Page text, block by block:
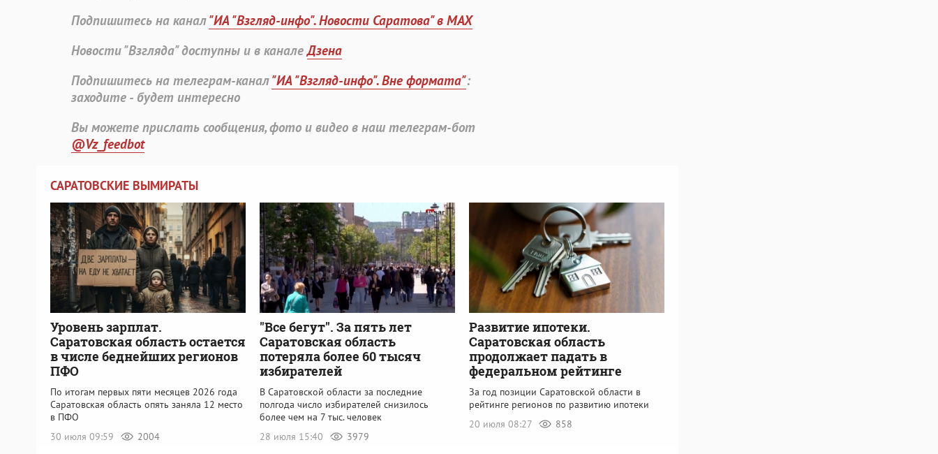
Подпишитесь на канал"ИА "Взгляд-инфо". Новости Саратова" в MAX
Новости "Взгляда" доступны и в каналеДзена
Подпишитесь на телеграм-канал"ИА "Взгляд-инфо". Вне формата":
заходите - будет интересно
Вы можете прислать сообщения, фото и видео в наш телеграм-бот
@Vz_feedbot
САРАТОВСКИЕ ВЫМИРАТЫ
Уровень зарплат.
Саратовская область остается
в числе беднейших регионов
ПФО
По итогам первых пяти месяцев 2026 года
Саратовская область опять заняла 12 место
в ПФО
30 июля 09:59
2004
"Все бегут". За пять лет
Саратовская область
потеряла более 60 тысяч
избирателей
В Саратовской области за последние
полгода число избирателей снизилось
более чем на 7 тыс. человек
28 июля 15:40
3979
Развитие ипотеки.
Саратовская область
продолжает падать в
федеральном рейтинге
За год позиции Саратовской области в
рейтинге регионов по развитию ипотеки
20 июля 08:27
858